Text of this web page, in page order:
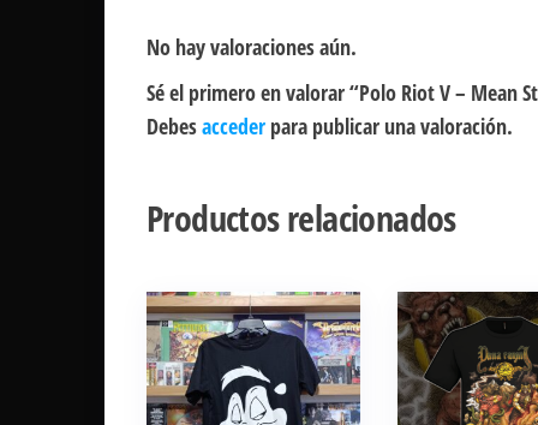
No hay valoraciones aún.
Sé el primero en valorar “Polo Riot V – Mean
Debesacceder para publicar una valoración.
Productos relacionados
Este
producto
tiene
múltiples
Este
producto
tiene
múltiples